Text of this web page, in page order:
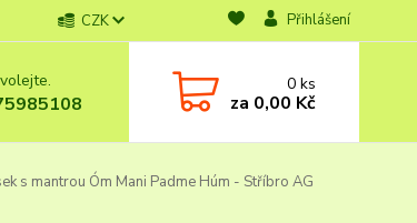
CZK Přihlášení
0ks
za 0,00 Kč
s mantrou Óm Mani Padme Húm - Stříbro AG